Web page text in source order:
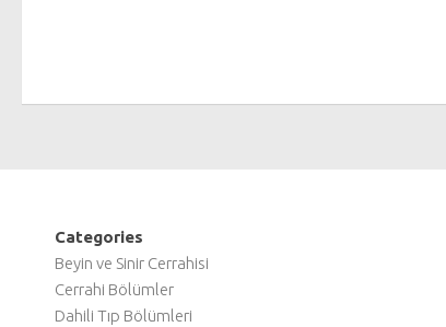
Categories
Beyin ve Sinir Cerrahisi
Cerrahi Bölümler
Dahili Tıp Bölümleri